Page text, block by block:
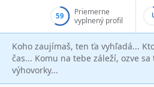
59
Priemerne
vyplnený profil
Koho zaujímaš, ten ťa vyhľadá...
čas... Komu na tebe záleží, ozve
výhovorky...